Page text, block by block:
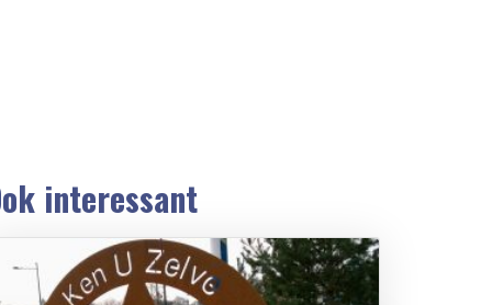
interessant